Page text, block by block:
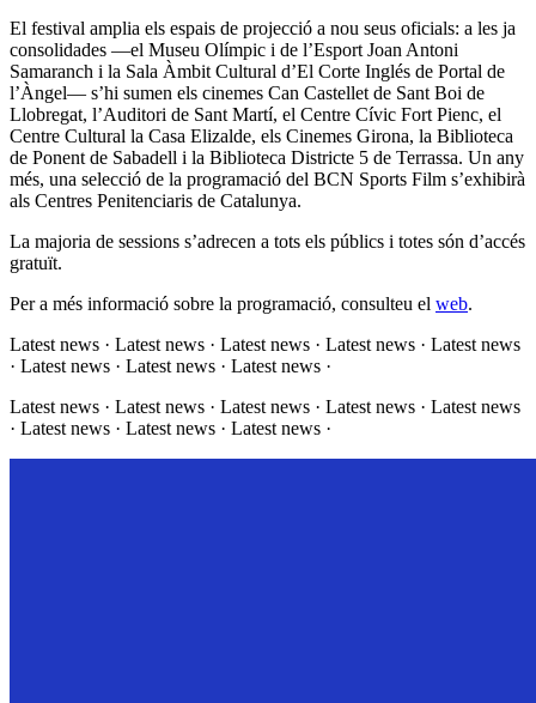
El festival amplia els espais de projecció a nou seus oficials: a les ja
consolidades —el Museu Olímpic i de l’Esport Joan Antoni
Samaranch i la Sala Àmbit Cultural d’El Corte Inglés de Portal de
l’Àngel— s’hi sumen els cinemes Can Castellet de Sant Boi de
Llobregat, l’Auditori de Sant Martí, el Centre Cívic Fort Pienc, el
Centre Cultural la Casa Elizalde, els Cinemes Girona, la Biblioteca
de Ponent de Sabadell i la Biblioteca Districte 5 de Terrassa. Un any
més, una selecció de la programació del BCN Sports Film s’exhibirà
als Centres Penitenciaris de Catalunya.
La majoria de sessions s’adrecen a tots els públics i totes són d’accés
gratuït.
Per a més informació sobre la programació, consulteu el web.
Latest news · Latest news · Latest news · Latest news · Latest news
· Latest news · Latest news · Latest news ·
Latest news · Latest news · Latest news · Latest news · Latest news
· Latest news · Latest news · Latest news ·